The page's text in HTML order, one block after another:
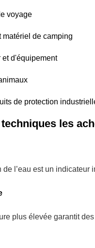
voyage
matériel de camping
et d'équipement
de protection
les
l’eau est un
plus élevée garantit